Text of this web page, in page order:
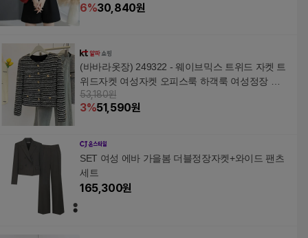
6%30,840원
(바바라옷장) 249322 - 웨이브믹스 트위드 자켓 트
위드자켓 여성자켓 오피스룩 하객룩 여성정장 가
을자켓 간절지자켓 아우
53,180원
3%51,590원
SET 여성 에바 가을봄 더블정장자켓+와이드 팬츠
세트
165,300원